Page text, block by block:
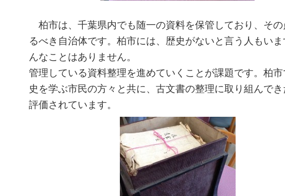
柏市は、千葉県内でも随一の資料を保管しており、そ
るべき自治体です。柏市には、歴史がないと言う人もい
んなことはありません。
管理している資料整理を進めていくことが課題です。柏
史を学ぶ市民の方々と共に、古文書の整理に取り組んでき
評価されています。